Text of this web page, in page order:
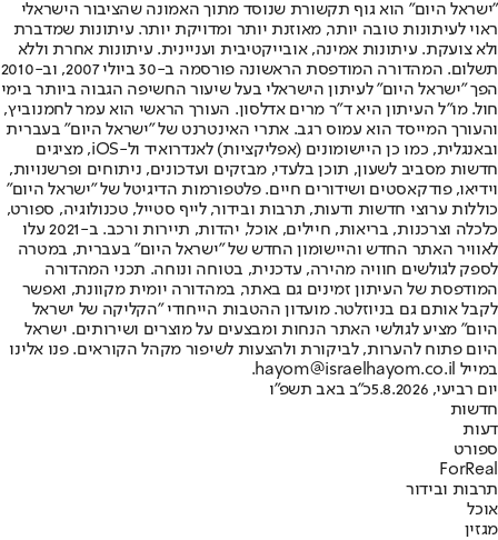
"ישראל היום" הוא גוף תקשורת שנוסד מתוך האמונה שהציבור הישראלי
ראוי לעיתונות טובה יותר, מאוזנת יותר ומדויקת יותר. עיתונות שמדברת
ולא צועקת. עיתונות אמינה, אובייקטיבית ועניינית. עיתונות אחרת וללא
תשלום. המהדורה המודפסת הראשונה פורסמה ב-30 ביולי 2007, וב-2010
הפך "ישראל היום" לעיתון הישראלי בעל שיעור החשיפה הגבוה ביותר בימי
חול. מו"ל העיתון היא ד"ר מרים אדלסון. העורך הראשי הוא עמר לחמנוביץ,
והעורך המייסד הוא עמוס רגב. אתרי האינטרנט של "ישראל היום" בעברית
ובאנגלית, כמו כן היישומונים (אפליקציות) לאנדרואיד ול-iOS, מציגים
חדשות מסביב לשעון, תוכן בלעדי, מבזקים ועדכונים, ניתוחים ופרשנויות,
וידיאו, פודקאסטים ושידורים חיים. פלטפורמות הדיגיטל של "ישראל היום"
כוללות ערוצי חדשות ודעות, תרבות ובידור, לייף סטייל, טכנולוגיה, ספורט,
כלכלה וצרכנות, בריאות, חיילים, אוכל, יהדות, תיירות ורכב. ב-2021 עלו
לאוויר האתר החדש והיישומון החדש של "ישראל היום" בעברית, במטרה
לספק לגולשים חוויה מהירה, עדכנית, בטוחה ונוחה. תכני המהדורה
המודפסת של העיתון זמינים גם באתר, במהדורה יומית מקוונת, ואפשר
לקבל אותם גם בניוזלטר. מועדון ההטבות הייחודי "הקליקה של ישראל
היום" מציע לגולשי האתר הנחות ומבצעים על מוצרים ושירותים. ישראל
היום פתוח להערות, לביקורת ולהצעות לשיפור מקהל הקוראים. פנו אלינו
במייל hayom@israelhayom.co.il.
יום רביעי, 5.8.2026
כ"ב באב תשפ"ו
חדשות
דעות
ספורט
ForReal
תרבות ובידור
אוכל
מגזין